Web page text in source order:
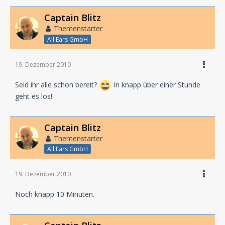
Beckmann
Captain Blitz
Themenstarter
All Ears GmbH
19. Dezember 2010
Seid ihr alle schon bereit?
In knapp über einer Stunde
geht es los!
Captain Blitz
Themenstarter
All Ears GmbH
19. Dezember 2010
Noch knapp 10 Minuten.